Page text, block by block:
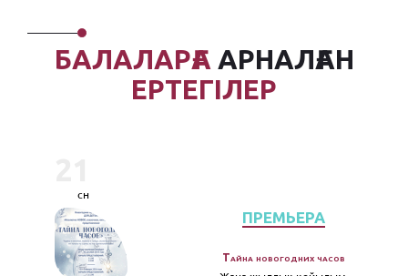
БАЛАЛАРҒА АРНАЛҒАН
ЕРТЕГІЛЕР
сн
ПРЕМЬЕРА
Тайна новогодних часов